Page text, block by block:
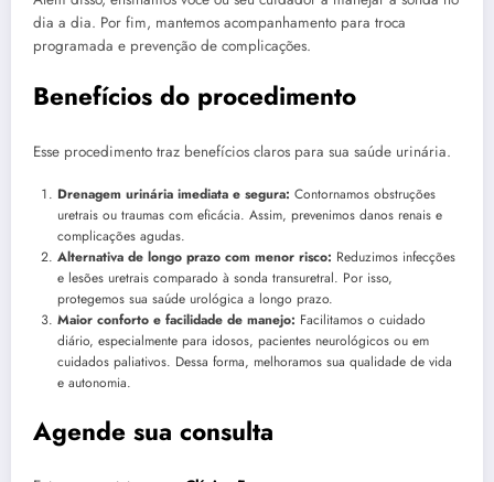
dia a dia. Por fim, mantemos acompanhamento para troca
programada e prevenção de complicações.
Benefícios do procedimento
Esse procedimento traz benefícios claros para sua saúde urinária.
Drenagem urinária imediata e segura: Contornamos obstruções
uretrais ou traumas com eficácia. Assim, prevenimos danos renais e
complicações agudas.
Alternativa de longo prazo com menor risco: Reduzimos infecções
e lesões uretrais comparado à sonda transuretral. Por isso,
protegemos sua saúde urológica a longo prazo.
Maior conforto e facilidade de manejo: Facilitamos o cuidado
diário, especialmente para idosos, pacientes neurológicos ou em
cuidados paliativos. Dessa forma, melhoramos sua qualidade de vida
e autonomia.
Agende sua consulta